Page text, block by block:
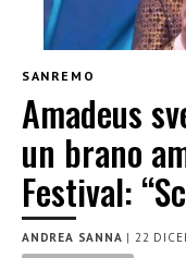
SANREMO
Amadeus
un brano
Festival:
ANDREA SANNA |22